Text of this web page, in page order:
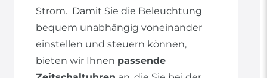
Strom. Damit Sie die Beleuchtung
bequem unabhängig voneinander
einstellen und steuern können,
bieten wir Ihnen passende